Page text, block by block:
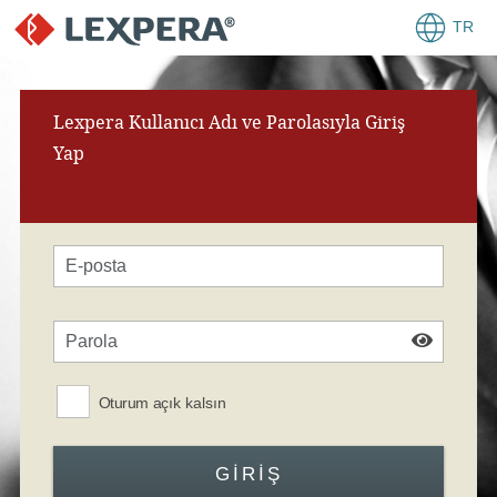
TR
Lexpera Kullanıcı Adı ve Parolasıyla Giriş
Yap
Oturum açık kalsın
GIRIŞ